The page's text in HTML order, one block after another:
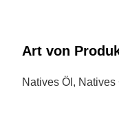
Art von
Natives Öl, Natives